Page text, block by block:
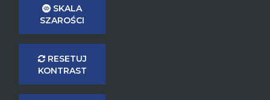
SKALA
SZAROŚCI
RESETUJ
KONTRAST